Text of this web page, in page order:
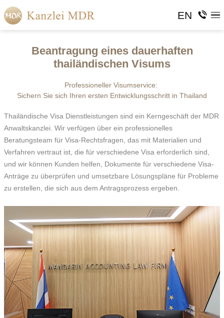
EN
Beantragung eines dauerhaften
thailändischen Visums
Professioneller Visumservice:
Sichern Sie sich Ihren ersten Entwicklungsschritt in Thailand
Thailändische Visa Dienstleistungen sind ein Kerngeschäft der MDR
Anwaltskanzlei. Wir verfügen über ein professionelles
Beratungsteam für Visa-Rechtsfragen, das mit Materialien und
Verfahren vertraut ist, die für verschiedene Visa erforderlich sind,
und wir können Kunden helfen, Dokumente für verschiedene Visa-
Anträge zu überprüfen und umsetzbare Lösungspläne für Probleme
zu erstellen, die sich aus dem Antragsprozess ergeben.